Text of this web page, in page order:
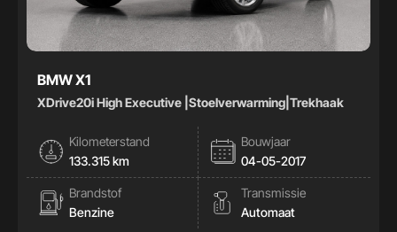
BMW X1
XDrive20i High Executive |Stoelverwarming|Trekhaak
Kilometerstand
133.315 km
Bouwjaar
04-05-2017
Brandstof
Benzine
Transmissie
Automaat